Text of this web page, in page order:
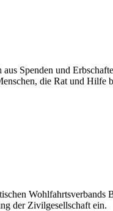
Spenden und
die Rat und Hilfe
der Zivilgesellschaft ein.